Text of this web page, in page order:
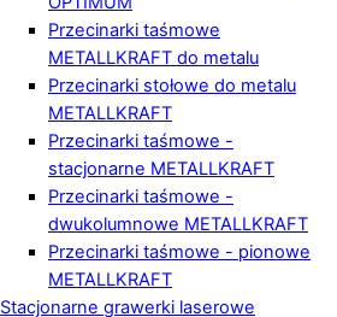
Przecinarki taśmowe
METALLKRAFT do metalu
Przecinarki stołowe do metalu
METALLKRAFT
Przecinarki taśmowe -
stacjonarne METALLKRAFT
Przecinarki taśmowe -
dwukolumnowe METALLKRAFT
Przecinarki taśmowe - pionowe
METALLKRAFT
Stacjonarne grawerki laserowe